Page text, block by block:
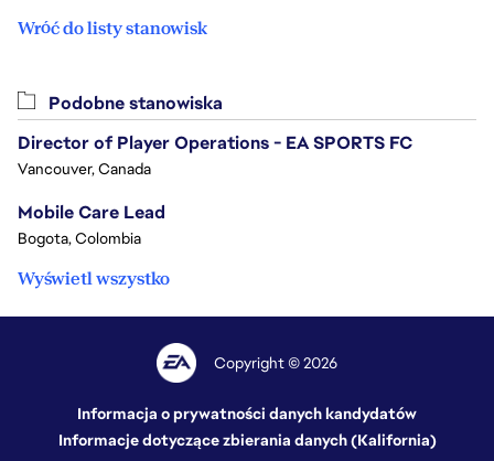
Wróć do listy stanowisk
Podobne stanowiska
Director of Player Operations - EA SPORTS FC
Vancouver, Canada
Mobile Care Lead
Bogota, Colombia
Wyświetl wszystko
Copyright © 2026
Informacja o prywatności danych kandydatów
Informacje dotyczące zbierania danych (Kalifornia)